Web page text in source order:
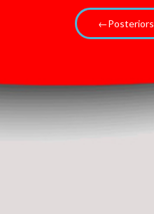
←Posteriors